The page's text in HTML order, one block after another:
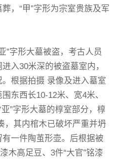
，“甲”字形为宗室贵族及军
字形大墓被盗，考古人员
入30米深的被盗墓室内，
根据拍摄 录像及进入墓室
东西长10-12米、宽4米、
”字形大墓的椁室部分，椁
，其内棺木已破坏严重并坍
一件陶茧形壶。后根据被
木高足豆、3件“大官”铭漆